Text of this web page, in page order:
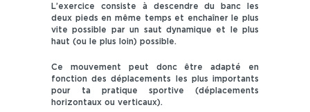
L’exercice consiste à descendre du banc les
deux pieds en même temps et enchaîner le plus
vite possible par un saut dynamique et le plus
haut (ou le plus loin) possible.
Ce mouvement peut donc être adapté en
fonction des déplacements les plus importants
pour ta pratique sportive (déplacements
horizontaux ou verticaux).